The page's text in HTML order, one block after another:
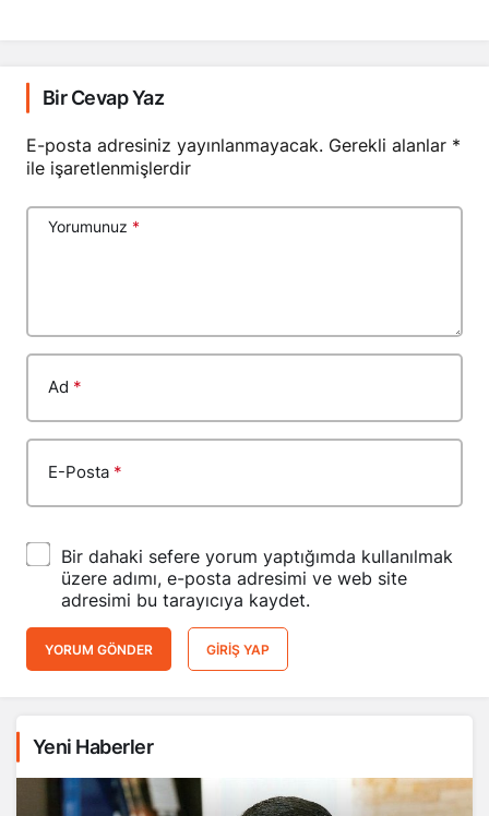
Bir Cevap Yaz
E-posta adresiniz yayınlanmayacak. Gerekli alanlar *
ile işaretlenmişlerdir
Yorumunuz *
Ad *
E-Posta *
Bir dahaki sefere yorum yaptığımda kullanılmak
üzere adımı, e-posta adresimi ve web site
adresimi bu tarayıcıya kaydet.
YORUM GÖNDER GIRIŞ YAP
Yeni Haberler